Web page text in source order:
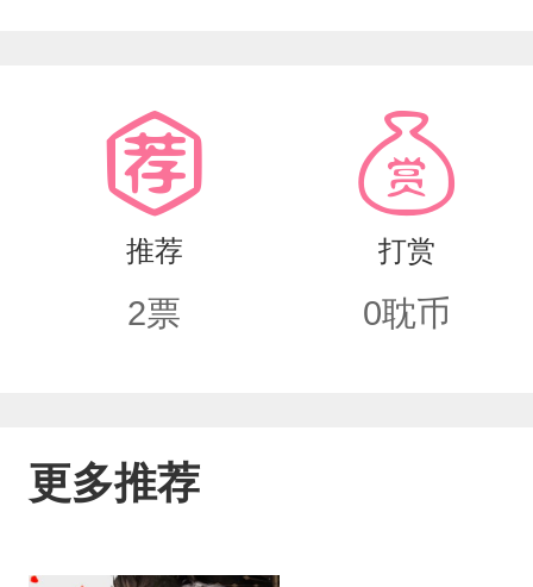
推荐
2票
打赏
0耽币
更多推荐